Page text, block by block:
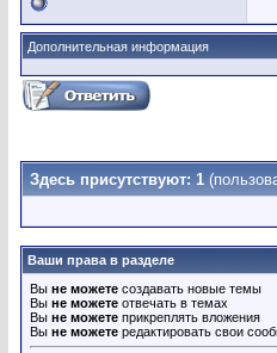
Дополнительная информация
Здесь присутствуют: 1
Ваши права в разделе
Вы не можете создавать новые темы
Вы не можете отвечать в темах
Вы не можете прикреплять вложения
Вы не можете редактировать свои